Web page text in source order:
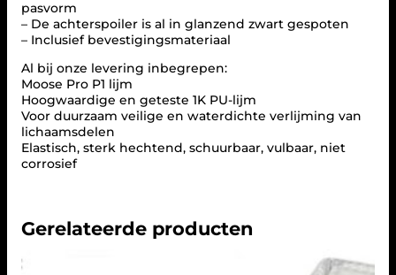
,
0
.
s
z
w
r
t
C
-
K
l
a
e
W
0
pasvorm
– De achterspoiler is al in glanzend zwart gespoten
– Inclusief bevestigingsmateriaal
Al bij onze levering inbegrepen:
Moose Pro P1 lijm
Hoogwaardige en geteste 1K PU-lijm
Voor duurzaam veilige en waterdichte verlijming van
lichaamsdelen
Elastisch, sterk hechtend, schuurbaar, vulbaar, niet
corrosief
Gerelateerde producten